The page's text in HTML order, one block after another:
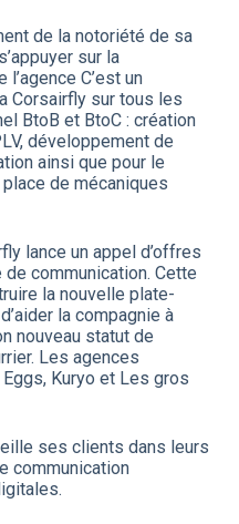
de la notoriété de sa
sur la
C’est un
Corsairfly sur tous les
BtoB et BtoC : création
développement de
ainsi que pour le
de mécaniques
lance un appel d’offres
communication. Cette
la nouvelle plate-
la compagnie à
nouveau statut de
Les agences
Kuryo et Les gros
ses clients dans leurs
communication